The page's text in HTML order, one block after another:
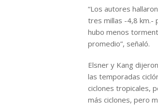
“Los autores
tres millas -4,8 km.-
hubo menos
promedio”, señaló.
Elsner y Kang
las temporadas
ciclones tropicales,
más ciclones, pero